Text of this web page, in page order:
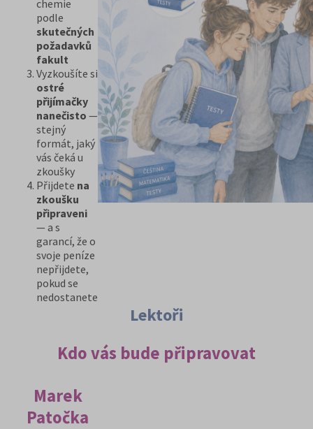
chemie
podle
skutečných
požadavků
fakult
Vyzkoušíte si
ostré
přijímačky
nanečisto —
stejný
formát, jaký
vás čeká u
zkoušky
Přijdete na
zkoušku
připraveni
— a s
garancí, že o
svoje peníze
nepřijdete,
pokud se
nedostanete
Lektoři
Kdo vás bude připravovat
Marek
Patočka